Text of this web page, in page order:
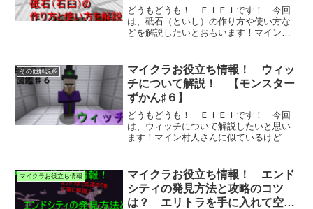
どうもどうも！ ＥＩＥＩです！ 今回
は、砥石（といし）の作り方や使い方な
どを解説したいとおもいます！マイン砥
その他解説系
マイクラお役立ち情報！ ウィッ
チについて解説！ 【モンスター
ずかん♯６】
どうもどうも！ ＥＩＥＩです！ 今回
は、ウィッチについて解説したいと思い
ます！マイン村人さんに似ているけど、
マイクラお役立ち情報
マイクラお役立ち情報！ エンド
シティの発見方法と攻略のコツ
は？ エリトラを手に入れて空を